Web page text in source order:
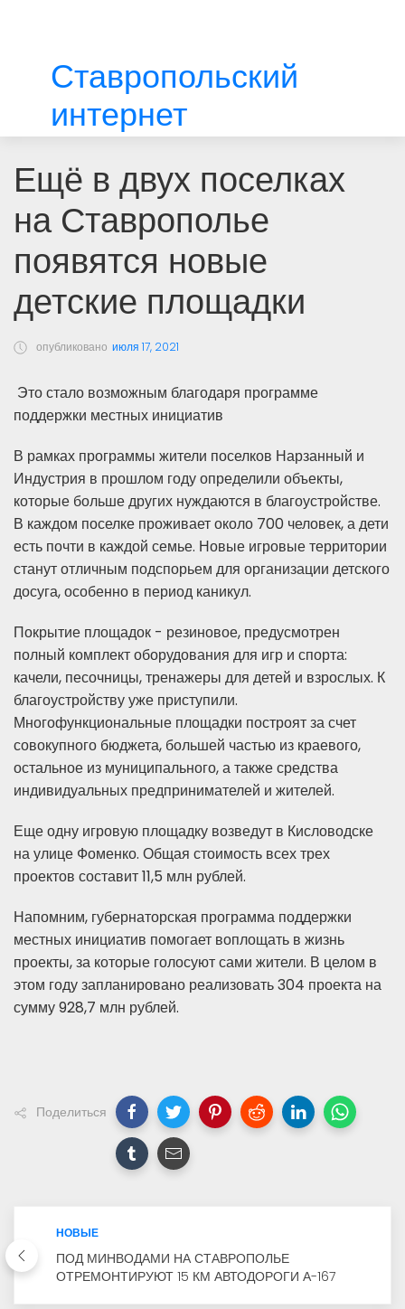
Ставропольский
интернет
Ещё в двух поселках
на Ставрополье
появятся новые
детские площадки
опубликовано июля 17, 2021
Это стало возможным благодаря программе
поддержки местных инициатив
В рамках программы жители поселков Нарзанный и
Индустрия в прошлом году определили объекты,
которые больше других нуждаются в благоустройстве.
В каждом поселке проживает около 700 человек, а дети
есть почти в каждой семье. Новые игровые территории
станут отличным подспорьем для организации детского
досуга, особенно в период каникул.
Покрытие площадок - резиновое, предусмотрен
полный комплект оборудования для игр и спорта:
качели, песочницы, тренажеры для детей и взрослых. К
благоустройству уже приступили.
Многофункциональные площадки построят за счет
совокупного бюджета, большей частью из краевого,
остальное из муниципального, а также средства
индивидуальных предпринимателей и жителей.
Еще одну игровую площадку возведут в Кисловодске
на улице Фоменко. Общая стоимость всех трех
проектов составит 11,5 млн рублей.
Напомним, губернаторская программа поддержки
местных инициатив помогает воплощать в жизнь
проекты, за которые голосуют сами жители. В целом в
этом году запланировано реализовать 304 проекта на
сумму 928,7 млн рублей.
Поделиться
НОВЫЕ
ПОД МИНВОДАМИ НА СТАВРОПОЛЬЕ
ОТРЕМОНТИРУЮТ 15 КМ АВТОДОРОГИ А-167